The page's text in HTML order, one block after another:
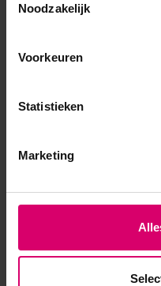
Noodzakelijk
Voorkeuren
Statistieken
Marketing